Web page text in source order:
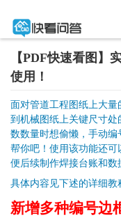
【PDF快速看图
使用！
面对管道工程图纸上大
到机械图纸上关键尺寸处
数数量时想偷懒，手动编
帮你吧！使用该功能还可
便后续制作焊接台账和数
具体内容见下述的详细教
新增多种编号边